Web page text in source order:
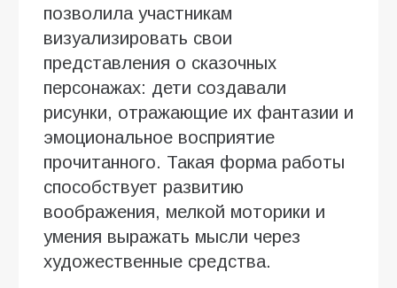
позволила участникам
визуализировать свои
представления о сказочных
персонажах: дети создавали
рисунки, отражающие их фантазии и
эмоциональное восприятие
прочитанного. Такая форма работы
способствует развитию
воображения, мелкой моторики и
умения выражать мысли через
художественные средства.